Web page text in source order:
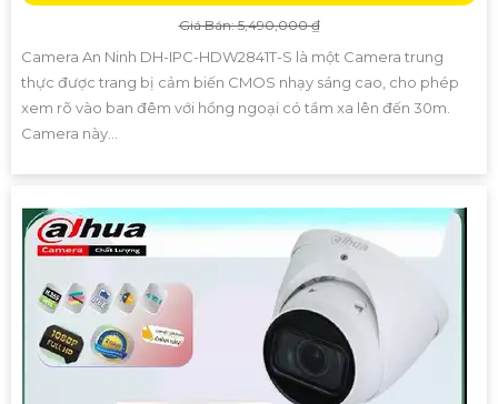
Giá Bán: 5,490,000 ₫
Camera An Ninh DH-IPC-HDW2841T-S là một Camera trung
thực được trang bị cảm biến CMOS nhạy sáng cao, cho phép
xem rõ vào ban đêm với hồng ngoại có tầm xa lên đến 30m.
Camera này...